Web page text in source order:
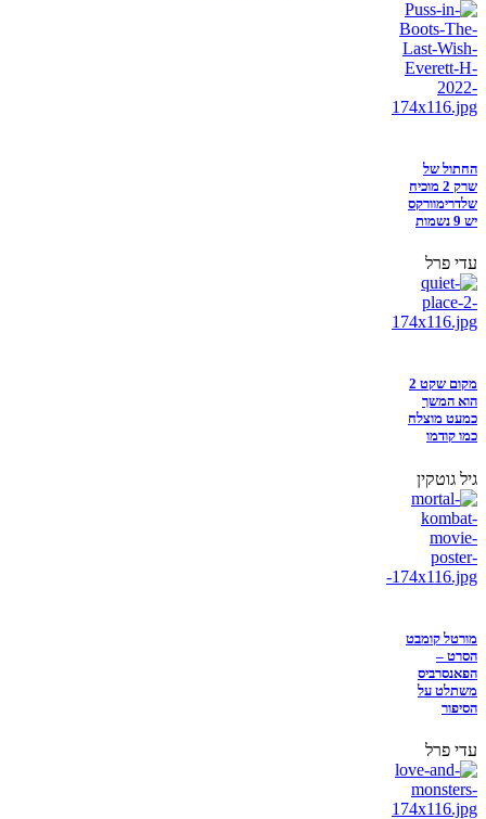
החתול של
שרק 2 מוכיח
שלדרימוורקס
יש 9 נשמות
עדי פרל
מקום שקט 2
הוא המשך
כמעט מוצלח
כמו קודמו
גיל גוטקין
מורטל קומבט
הסרט –
הפאנסרביס
משתלט על
הסיפור
עדי פרל